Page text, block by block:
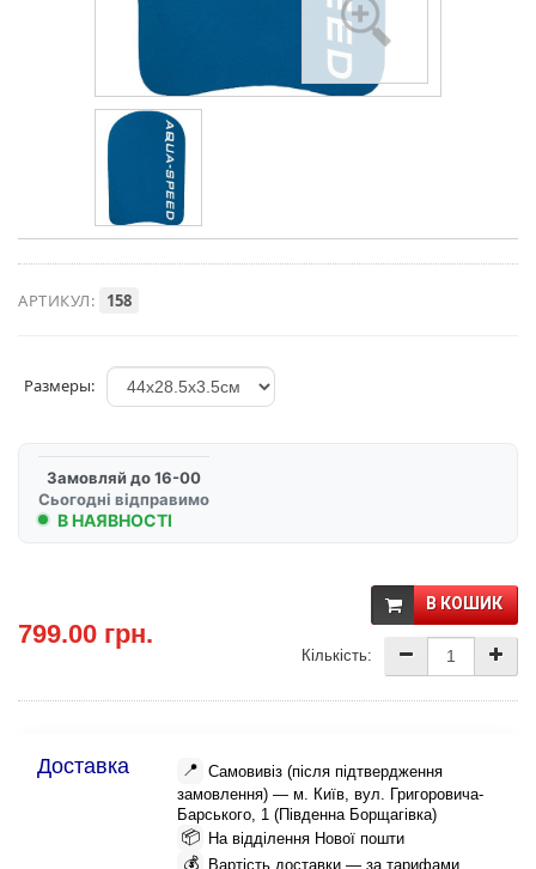
АРТИКУЛ: 158
Размеры:
Замовляй до 16-00
Сьогодні відправимо
В НАЯВНОСТІ
799.00 грн.
В КОШИК
Кількість:
Доставка 📍 Самовивіз (після підтвердження
замовлення) — м. Київ, вул. Григоровича-
Барського, 1 (Південна Борщагівка)
📦 На відділення Нової пошти
💰
Вартість доставки — за тарифами